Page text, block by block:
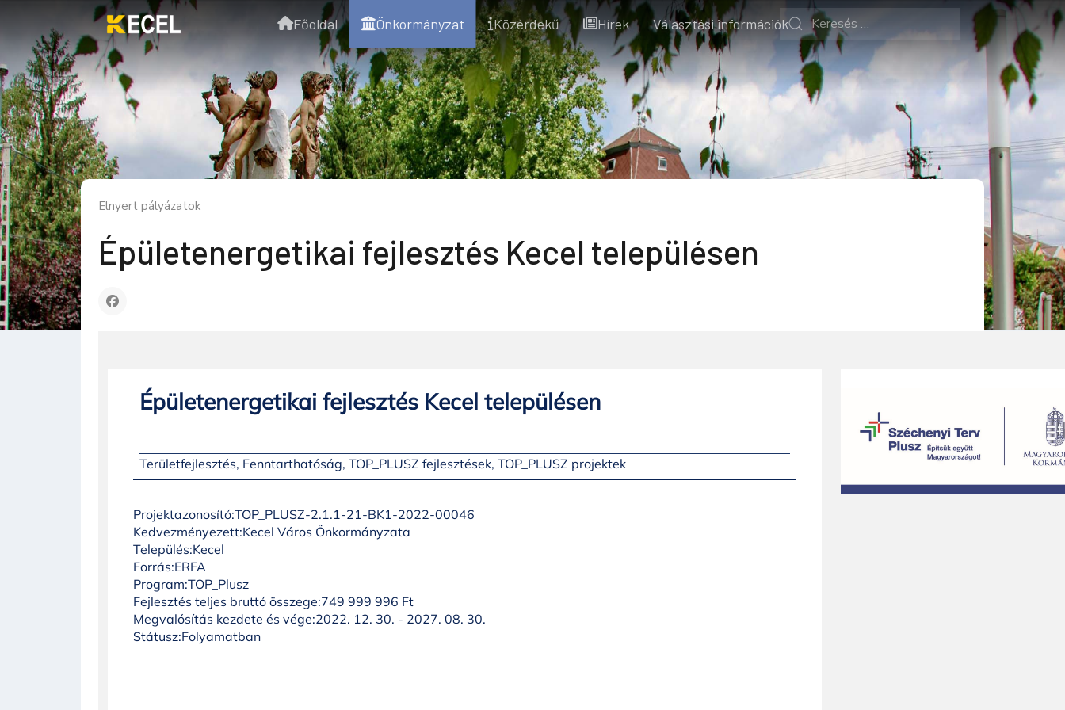
Főoldal Önkormányzat Közérdekű Hírek Választási információk
Elnyert pályázatok
Épületenergetikai fejlesztés Kecel településen